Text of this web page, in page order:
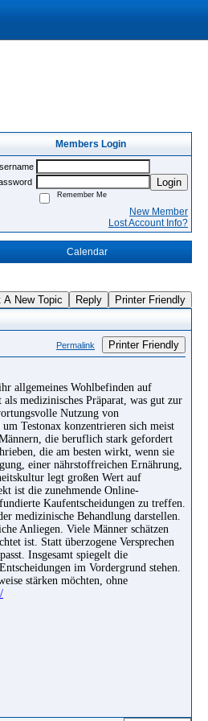
Members Login
Login
Remember Me
New Member
Lost Account Info?
Calendar
A New Topic Reply Printer Friendly
Permalink Printer Friendly
allgemeines Wohlbefinden auf
medizinisches Präparat, was gut zur
Nutzung von
Testonax konzentrieren sich meist
die beruflich stark gefordert
die am besten wirkt, wenn sie
einer nährstoffreichen Ernährung,
legt großen Wert auf
ist die zunehmende Online-
Kaufentscheidungen zu treffen.
medizinische Behandlung darstellen.
Anliegen. Viele Männer schätzen
ist. Statt überzogene Versprechen
Insgesamt spiegelt die
im Vordergrund stehen.
stärken möchten, ohne